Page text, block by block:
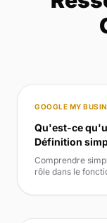
GOOGLE MY
Qu'est-ce
Définition
Comprendre
rôle dans le